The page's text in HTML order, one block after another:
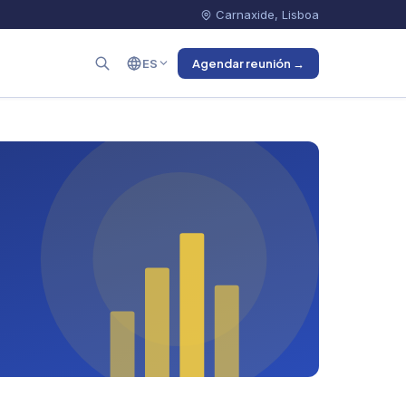
Carnaxide, Lisboa
ES Agendar reunión →